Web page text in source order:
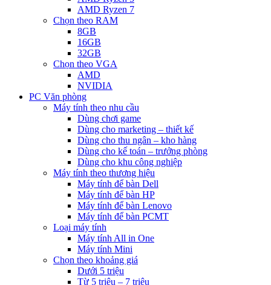
AMD Ryzen 7
Chọn theo RAM
8GB
16GB
32GB
Chọn theo VGA
AMD
NVIDIA
PC Văn phòng
Máy tính theo nhu cầu
Dùng chơi game
Dùng cho marketing – thiết kế
Dùng cho thu ngân – kho hàng
Dùng cho kế toán – trưởng phòng
Dùng cho khu công nghiệp
Máy tính theo thương hiệu
Máy tính để bàn Dell
Máy tính để bàn HP
Máy tính để bàn Lenovo
Máy tính để bàn PCMT
Loại máy tính
Máy tính All in One
Máy tính Mini
Chọn theo khoảng giá
Dưới 5 triệu
Từ 5 triệu – 7 triệu